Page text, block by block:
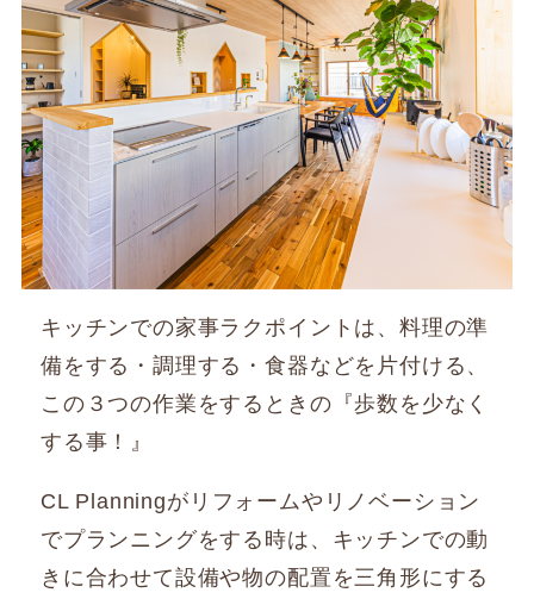
キッチンでの家事ラクポイントは、料理の準
備をする・調理する・食器などを片付ける、
この３つの作業をするときの『歩数を少なく
する事！』
CL Planningがリフォームやリノベーション
でプランニングをする時は、キッチンでの動
きに合わせて設備や物の配置を三角形にする